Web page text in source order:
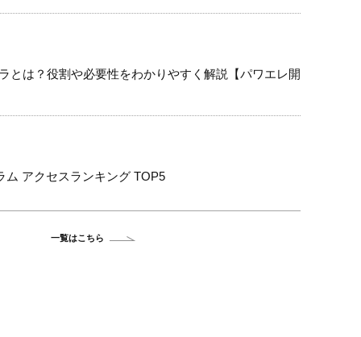
とは？役割や必要性をわかりやすく解説【パワエレ開
ム アクセスランキング TOP5
一覧はこちら